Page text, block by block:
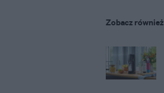
Zobacz również